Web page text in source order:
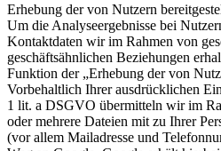
Erhebung der von Nutzern
Um die Analyseergebnisse bei
Kontaktdaten wir im Rahmen von
geschäftsähnlichen Beziehungen
Funktion der „Erhebung der von
Vorbehaltlich Ihrer ausdrücklichen
1 lit. a DSGVO übermitteln wir im
oder mehrere Dateien mit zu Ihrer
(vor allem Mailadresse und